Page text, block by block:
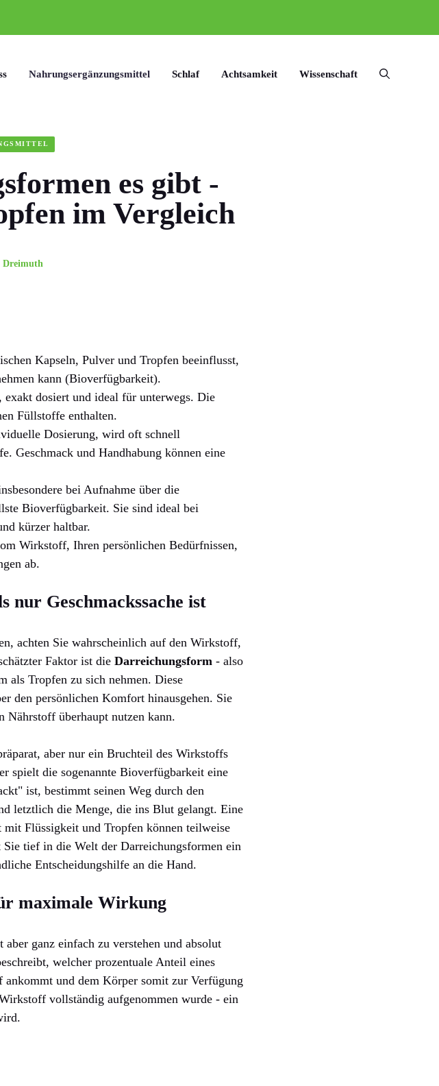
Nahrungsergänzungsmittel Schlaf Achtsamkeit Wissenschaft
es gibt -
im Vergleich
Dreimuth
Kapseln, Pulver und Tropfen beeinflusst,
kann (Bioverfügbarkeit).
exakt dosiert und ideal für unterwegs. Die
Füllstoffe enthalten.
Dosierung, wird oft schnell
Geschmack und Handhabung können eine
bei Aufnahme über die
Bioverfügbarkeit. Sie sind ideal bei
kürzer haltbar.
Wirkstoff, Ihren persönlichen Bedürfnissen,
ab.
Geschmackssache ist
achten Sie wahrscheinlich auf den Wirkstoff,
Faktor ist die Darreichungsform - also
als Tropfen zu sich nehmen. Diese
den persönlichen Komfort hinausgehen. Sie
überhaupt nutzen kann.
aber nur ein Bruchteil des Wirkstoffs
spielt die sogenannte Bioverfügbarkeit eine
ist, bestimmt seinen Weg durch den
letztlich die Menge, die ins Blut gelangt. Eine
Flüssigkeit und Tropfen können teilweise
tief in die Welt der Darreichungsformen ein
Entscheidungshilfe an die Hand.
maximale Wirkung
ganz einfach zu verstehen und absolut
welcher prozentuale Anteil eines
und dem Körper somit zur Verfügung
vollständig aufgenommen wurde - ein